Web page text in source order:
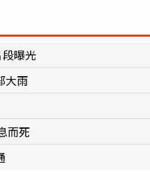
曝光
大雨
而死